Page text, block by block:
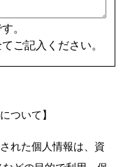
。
ご記入ください。
ついて】
れた個人情報は、資